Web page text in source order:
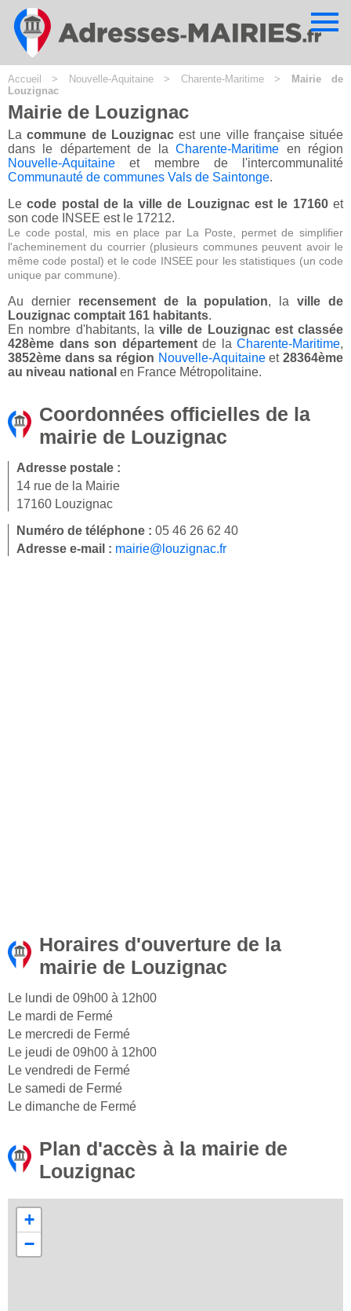
Accueil > Nouvelle-Aquitaine> Charente-Maritime>
Mairie de
Louzignac
Mairie de Louzignac
Lacommune de Louzignacest une ville française située
dans le département de laCharente-Maritime en région
Nouvelle-Aquitaine et membre de l'intercommunalité
Communauté de communes Vals de Saintonge.
Lecode postal de la ville de Louzignac est le 17160et
son code INSEE est le 17212.
Le code postal, mis en place par La Poste, permet de simplifier
l'acheminement du courrier (plusieurs communes peuvent avoir le
même code postal) et le code INSEE pour les statistiques (un code
unique par commune).
Au dernier recensement de la population, laville de
Louzignac comptait 161 habitants.
En nombre d'habitants, la ville de Louzignac est classée
428ème dans son départementde la Charente-Maritime,
3852ème dans sa région Nouvelle-Aquitaineet28364ème
au niveau national en France Métropolitaine.
Coordonnées officielles de la
mairie de Louzignac
Adresse postale :
14 rue de la Mairie
17160 Louzignac
Numéro de téléphone : 05 46 26 62 40
Adresse e-mail : mairie@louzignac.fr
Horaires d'ouverture de la
mairie de Louzignac
Le lundi de 09h00 à 12h00
Le mardi de Fermé
Le mercredi de Fermé
Le jeudi de 09h00 à 12h00
Le vendredi de Fermé
Le samedi de Fermé
Le dimanche de Fermé
Plan d'accès à la mairie de
Louzignac
+
−
Cookies management panel